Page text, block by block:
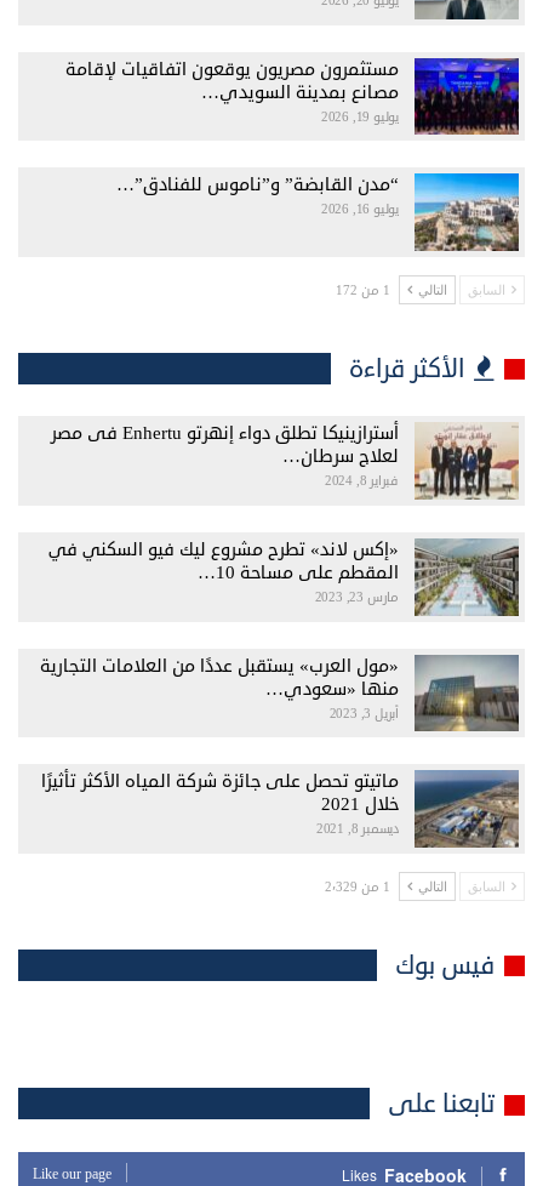
مستثمرون مصريون يوقعون اتفاقيات لإقامة
مصانع بمدينة السويدي…
يوليو 19, 2026
“مدن القابضة” و”ناموس للفنادق”…
يوليو 16, 2026
السابق التالي 1 من 172
الأكثر قراءة
أسترازينيكا تطلق دواء إنهرتو Enhertu فى مصر
لعلاج سرطان…
فبراير 8, 2024
«إكس لاند» تطرح مشروع ليك فيو السكني في
المقطم على مساحة 10…
مارس 23, 2023
«مول العرب» يستقبل عددًا من العلامات التجارية
منها «سعودي…
أبريل 3, 2023
ماتيتو تحصل على جائزة شركة المياه الأكثر تأثيرًا
خلال 2021
ديسمبر 8, 2021
السابق التالي 1 من 2٬329
فيس بوك
تابعنا على
Facebook
Likes
Like our page